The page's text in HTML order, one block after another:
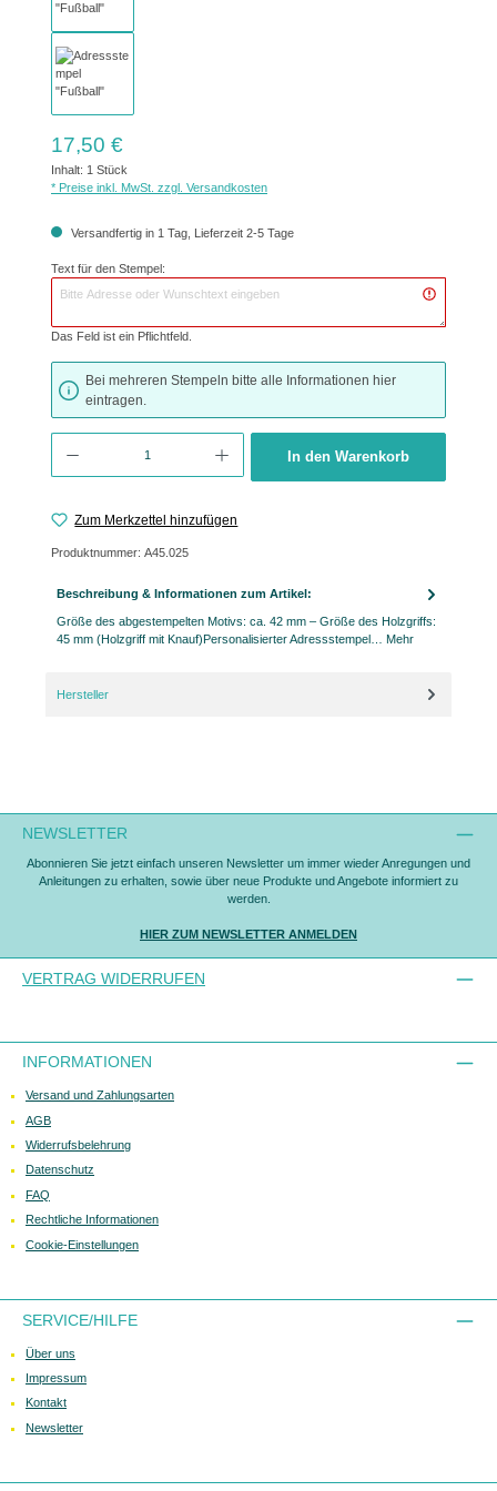
Regulärer Preis:
17,50 €
Inhalt: 1 Stück
* Preise inkl. MwSt. zzgl. Versandkosten
Versandfertig in 1 Tag, Lieferzeit 2-5 Tage
Text für den Stempel:
Das Feld ist ein Pflichtfeld.
Bei mehreren Stempeln bitte alle Informationen hier
eintragen.
In den Warenkorb
Zum Merkzettel hinzufügen
Produktnummer: A45.025
Beschreibung & Informationen zum Artikel:
Größe des abgestempelten Motivs: ca. 42 mm – Größe des Holzgriffs:
45 mm (Holzgriff mit Knauf)Personalisierter Adressstempel… Mehr
Hersteller
NEWSLETTER
Abonnieren Sie jetzt einfach unseren Newsletter um immer wieder Anregungen und
Anleitungen zu erhalten, sowie über neue Produkte und Angebote informiert zu
werden.
HIER ZUM NEWSLETTER ANMELDEN
VERTRAG WIDERRUFEN
INFORMATIONEN
Versand und Zahlungsarten
AGB
Widerrufsbelehrung
Datenschutz
FAQ
Rechtliche Informationen
Cookie-Einstellungen
SERVICE/HILFE
Über uns
Impressum
Kontakt
Newsletter